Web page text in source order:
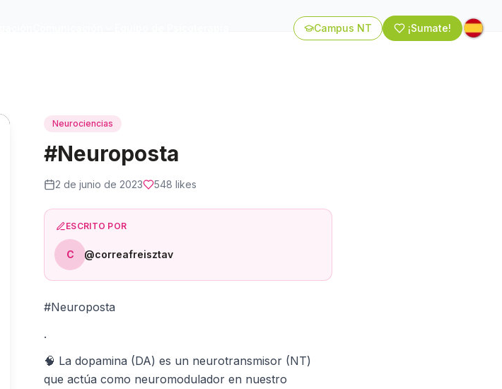
Campus NT ¡Sumate!
Neurociencias
#Neuroposta
2 de junio de 2023 548 likes
ESCRITO POR
C @correafreisztav
#Neuroposta
.
🧠 La dopamina (DA) es un neurotransmisor (NT)
que actúa como neuromodulador en nuestro